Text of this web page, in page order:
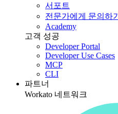
서포트
전문가에게 문의하기
Academy
고객 성공
Developer Portal
Developer Use Cases
MCP
CLI
파트너
Workato 네트워크